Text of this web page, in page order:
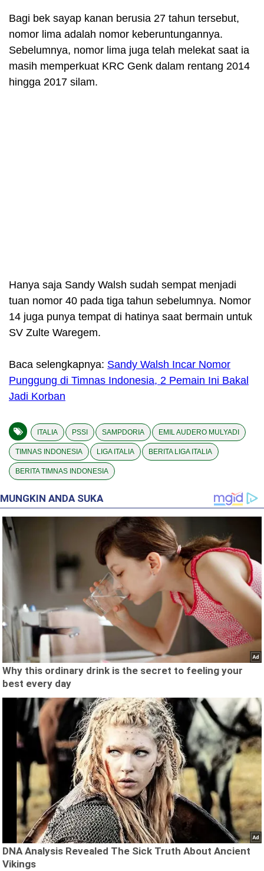
Bagi bek sayap kanan berusia 27 tahun tersebut,
nomor lima adalah nomor keberuntungannya.
Sebelumnya, nomor lima juga telah melekat saat ia
masih memperkuat KRC Genk dalam rentang 2014
hingga 2017 silam.
Hanya saja Sandy Walsh sudah sempat menjadi
tuan nomor 40 pada tiga tahun sebelumnya. Nomor
14 juga punya tempat di hatinya saat bermain untuk
SV Zulte Waregem.
Baca selengkapnya: Sandy Walsh Incar Nomor
Punggung di Timnas Indonesia, 2 Pemain Ini Bakal
Jadi Korban
ITALIA PSSI SAMPDORIA EMIL AUDERO MULYADI
TIMNAS INDONESIA LIGA ITALIA BERITA LIGA ITALIA
BERITA TIMNAS INDONESIA